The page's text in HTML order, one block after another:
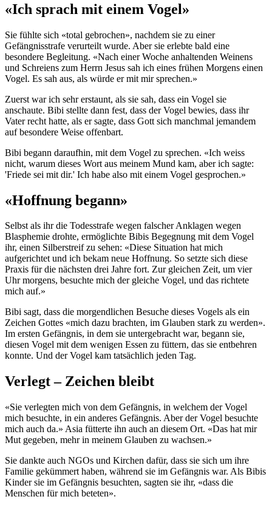
«Ich sprach mit einem Vogel»
Sie fühlte sich «total gebrochen», nachdem sie zu einer
Gefängnisstrafe verurteilt wurde. Aber sie erlebte bald eine
besondere Begleitung. «Nach einer Woche anhaltenden Weinens
und Schreiens zum Herrn Jesus sah ich eines frühen Morgens einen
Vogel. Es sah aus, als würde er mit mir sprechen.»
Zuerst war ich sehr erstaunt, als sie sah, dass ein Vogel sie
anschaute. Bibi stellte dann fest, dass der Vogel bewies, dass ihr
Vater recht hatte, als er sagte, dass Gott sich manchmal jemandem
auf besondere Weise offenbart.
Bibi begann daraufhin, mit dem Vogel zu sprechen. «Ich weiss
nicht, warum dieses Wort aus meinem Mund kam, aber ich sagte:
'Friede sei mit dir.' Ich habe also mit einem Vogel gesprochen.»
«Hoffnung begann»
Selbst als ihr die Todesstrafe wegen falscher Anklagen wegen
Blasphemie drohte, ermöglichte Bibis Begegnung mit dem Vogel
ihr, einen Silberstreif zu sehen: «Diese Situation hat mich
aufgerichtet und ich bekam neue Hoffnung. So setzte sich diese
Praxis für die nächsten drei Jahre fort. Zur gleichen Zeit, um vier
Uhr morgens, besuchte mich der gleiche Vogel, und das richtete
mich auf.»
Bibi sagt, dass die morgendlichen Besuche dieses Vogels als ein
Zeichen Gottes «mich dazu brachten, im Glauben stark zu werden».
Im ersten Gefängnis, in dem sie untergebracht war, begann sie,
diesen Vogel mit dem wenigen Essen zu füttern, das sie entbehren
konnte. Und der Vogel kam tatsächlich jeden Tag.
Verlegt – Zeichen bleibt
«Sie verlegten mich von dem Gefängnis, in welchem der Vogel
mich besuchte, in ein anderes Gefängnis. Aber der Vogel besuchte
mich auch da.» Asia fütterte ihn auch an diesem Ort. «Das hat mir
Mut gegeben, mehr in meinem Glauben zu wachsen.»
Sie dankte auch NGOs und Kirchen dafür, dass sie sich um ihre
Familie gekümmert haben, während sie im Gefängnis war. Als Bibis
Kinder sie im Gefängnis besuchten, sagten sie ihr, «dass die
Menschen für mich beteten».